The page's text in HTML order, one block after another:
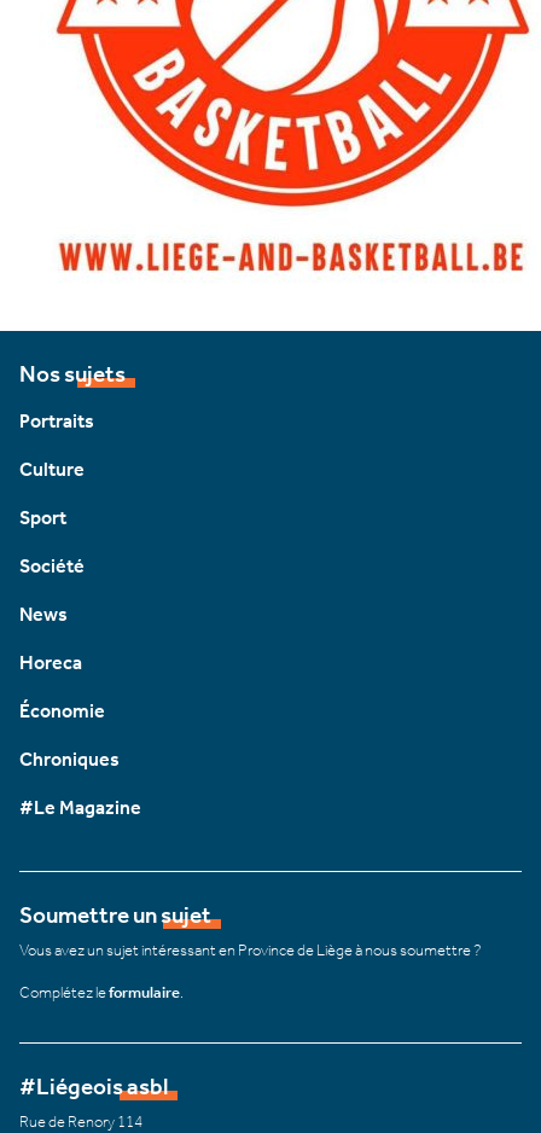
Nos sujets
Portraits
Culture
Sport
Société
News
Horeca
Économie
Chroniques
#Le Magazine
Soumettre un sujet
Vous avez un sujet intéressant en Province de Liège à nous soumettre ?
Complétez leformulaire
#Liégeois asbl
Rue de Renory 114